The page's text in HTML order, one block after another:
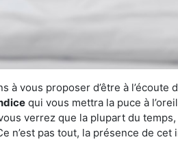
vous proposer d’être à l’écoute
qui vous mettra la puce à
verrez que la plupart du
pas tout, la présence de